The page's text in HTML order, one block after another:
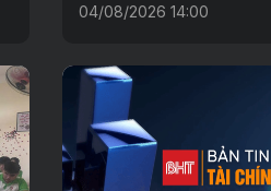
04/08/2026 14:00